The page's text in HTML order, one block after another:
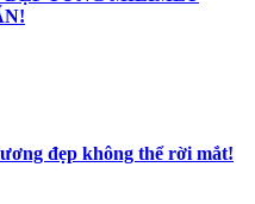
đẹp không thể rời mắt!